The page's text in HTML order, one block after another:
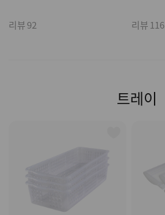
리뷰 92 리뷰 116
트레이